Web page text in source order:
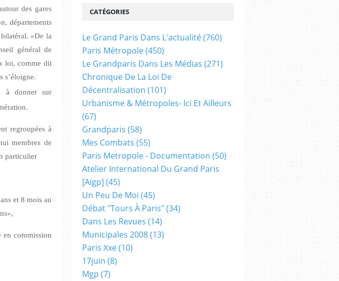
des gares
départements
bilatéral. «De la
général de
loi, comme dit
s’éloigne.
à donner sur
regroupées à
membres de
particulier
et 8 mois au
en commission
CATÉGORIES
Le Grand Paris Dans L'actualité(760)
Paris Métropole(450)
Le Grandparis Dans Les Médias (271)
Chronique De La Loi De
Décentralisation (101)
Urbanisme & Métropoles- Ici Et Ailleurs
(67)
Grandparis (58)
Mes Combats (55)
Paris Metropole - Documentation (50)
Atelier International Du Grand Paris
[aigp] (45)
Un Peu De Moi (45)
Débat "tours À Paris"(34)
Dans Les Revues (14)
Municipales 2008(13)
Paris Xxe(10)
17juin (8)
Mgp (7)